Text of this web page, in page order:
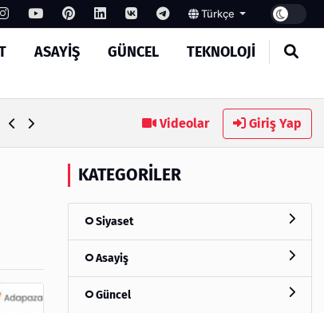
Türkçe
ASAYIŞ GÜNCEL TEKNOLOJI
Süreçlerinde Yeni Nesil Verimliliği Olimpack ile
Videolar Giriş Yap
KATEGORILER
Siyaset
Asayiş
Güncel